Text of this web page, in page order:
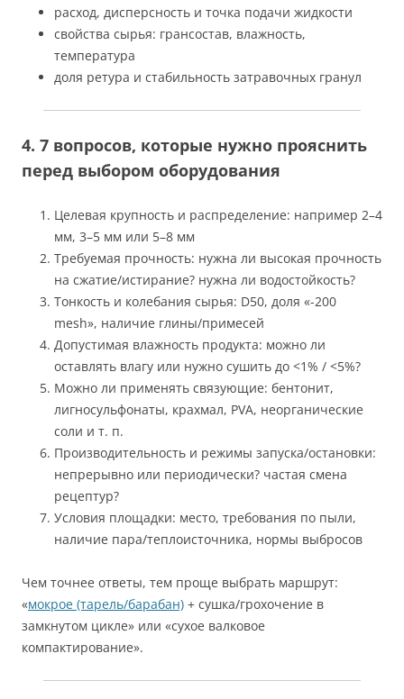
расход, дисперсность и точка подачи жидкости
свойства сырья: грансостав, влажность,
температура
доля ретура и стабильность затравочных гранул
4. 7 вопросов, которые нужно прояснить
перед выбором оборудования
Целевая крупность и распределение: например 2–4
мм, 3–5 мм или 5–8 мм
Требуемая прочность: нужна ли высокая прочность
на сжатие/истирание? нужна ли водостойкость?
Тонкость и колебания сырья: D50, доля «-200
mesh», наличие глины/примесей
Допустимая влажность продукта: можно ли
оставлять влагу или нужно сушить до <1% / <5%?
Можно ли применять связующие: бентонит,
лигносульфонаты, крахмал, PVA, неорганические
соли и т. п.
Производительность и режимы запуска/остановки:
непрерывно или периодически? частая смена
рецептур?
Условия площадки: место, требования по пыли,
наличие пара/теплоисточника, нормы выбросов
Чем точнее ответы, тем проще выбрать маршрут:
«мокрое (тарель/барабан) + сушка/грохочение в
замкнутом цикле» или «сухое валковое
компактирование».